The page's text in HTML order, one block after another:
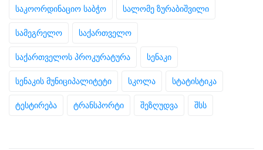
საკოორდინაციო საბჭო სალომე ზურაბიშვილი
სამეგრელო საქართველო
საქართველოს პროკურატურა სენაკი
სენაკის მუნიციპალიტეტი სკოლა სტატისტიკა
ტესტირება ტრანსპორტი შეზღუდვა შსს